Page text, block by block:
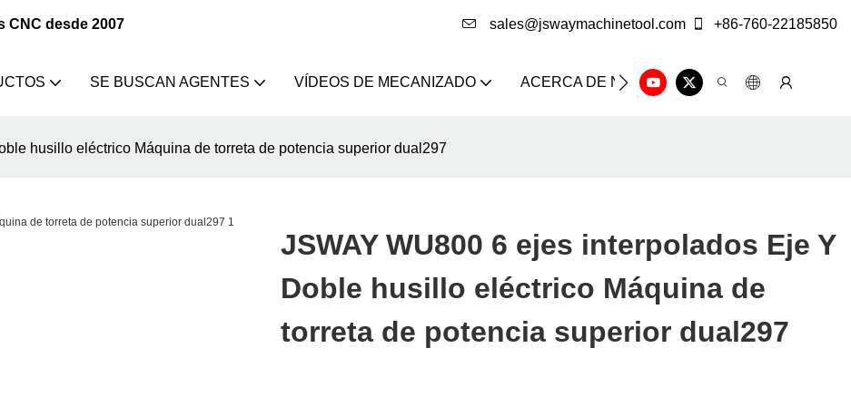
CNC desde 2007 sales@jswaymachinetool.com +86-760-22185850
SE BUSCAN AGENTES VÍDEOS DE MECANIZADO ACERCA DE NOSOTROS SOLUCIÓN
husillo eléctrico Máquina de torreta de potencia superior dual297
JSWAY WU800 6 ejes interpolados Eje Y
Doble husillo eléctrico Máquina de
torreta de potencia superior dual297